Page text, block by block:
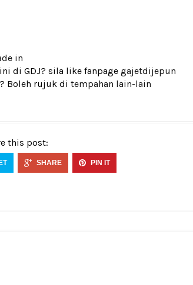
in
di GDJ? sila like fanpage gajetdijepun
Boleh rujuk di tempahan lain-lain
this post:
SHARE PIN IT